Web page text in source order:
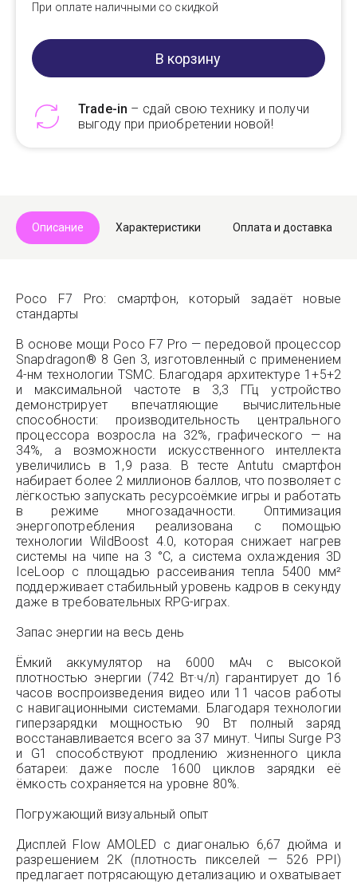
При оплате наличными со скидкой
В корзину
Trade-in – сдай свою технику и получи
выгоду при приобретении новой!
Описание Характеристики Оплата и доставка
Poco F7 Pro: смартфон, который задаёт новые
стандарты
В основе мощи Poco F7 Pro — передовой процессор
Snapdragon® 8 Gen 3, изготовленный с применением
4-нм технологии TSMC. Благодаря архитектуре 1+5+2
и максимальной частоте в 3,3 ГГц устройство
демонстрирует впечатляющие вычислительные
способности: производительность центрального
процессора возросла на 32%, графического — на
34%, а возможности искусственного интеллекта
увеличились в 1,9 раза. В тесте Antutu смартфон
набирает более 2 миллионов баллов, что позволяет с
лёгкостью запускать ресурсоёмкие игры и работать
в режиме многозадачности. Оптимизация
энергопотребления реализована с помощью
технологии WildBoost 4.0, которая снижает нагрев
системы на чипе на 3 °C, а система охлаждения 3D
IceLoop с площадью рассеивания тепла 5400 мм²
поддерживает стабильный уровень кадров в секунду
даже в требовательных RPG-играх.
Запас энергии на весь день
Ёмкий аккумулятор на 6000 мАч с высокой
плотностью энергии (742 Вт·ч/л) гарантирует до 16
часов воспроизведения видео или 11 часов работы
с навигационными системами. Благодаря технологии
гиперзарядки мощностью 90 Вт полный заряд
восстанавливается всего за 37 минут. Чипы Surge P3
и G1 способствуют продлению жизненного цикла
батареи: даже после 1600 циклов зарядки её
ёмкость сохраняется на уровне 80%.
Погружающий визуальный опыт
Дисплей Flow AMOLED с диагональю 6,67 дюйма и
разрешением 2K (плотность пикселей — 526 PPI)
предлагает потрясающую детализацию и охватывает